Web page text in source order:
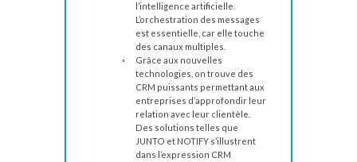
l’intelligence artificielle.
L’orchestration des messages
est essentielle, car elle touche
des canaux multiples.
Grâce aux nouvelles
technologies, on trouve des
CRM puissants permettant aux
entreprises d’approfondir leur
relation avec leur clientèle.
Des solutions telles que
JUNTO et NOTIFY s’illustrent
dans l’expression CRM